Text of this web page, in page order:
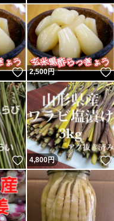
いいね！
2,500円
いいね！
4,800円